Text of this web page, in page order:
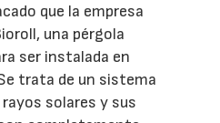
que la empresa
una pérgola
ser instalada en
trata de un sistema
solares y sus